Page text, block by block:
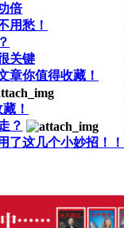
倍
用愁！
关键
章你值得收藏！
！
？
了这几个小妙招！！